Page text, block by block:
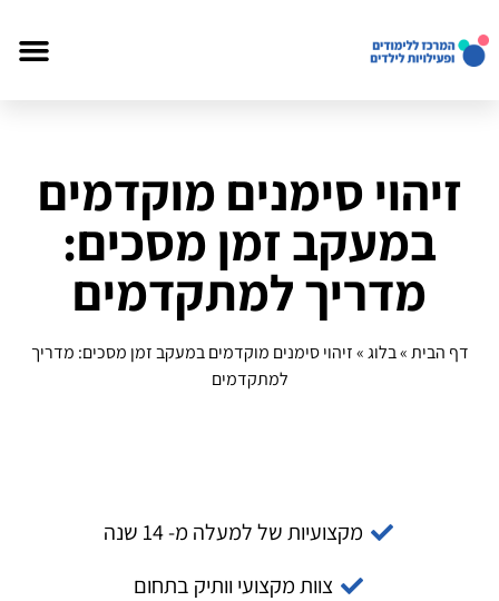
זיהוי סימנים מוקדמים
במעקב זמן מסכים:
מדריך למתקדמים
דף הבית»בלוג»זיהוי סימנים מוקדמים במעקב זמן מסכים: מדריך
למתקדמים
מקצועיות של למעלה מ- 14 שנה
צוות מקצועי וותיק בתחום